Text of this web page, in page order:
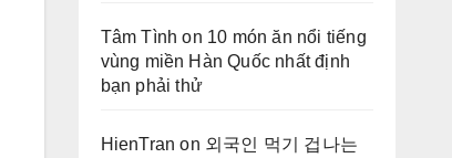
Tâm Tình on 10 món ăn nổi tiếng
vùng miền Hàn Quốc nhất định
bạn phải thử
HienTran on 외국인 먹기 겁나는